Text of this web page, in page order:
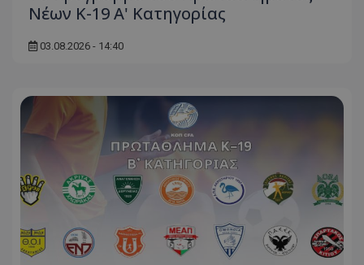
Νέων Κ-19 Α' Κατηγορίας
03.08.2026 - 14:40